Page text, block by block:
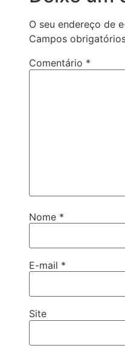
O seu endereço de
Campos
Comentário *
Nome *
E-mail *
Site